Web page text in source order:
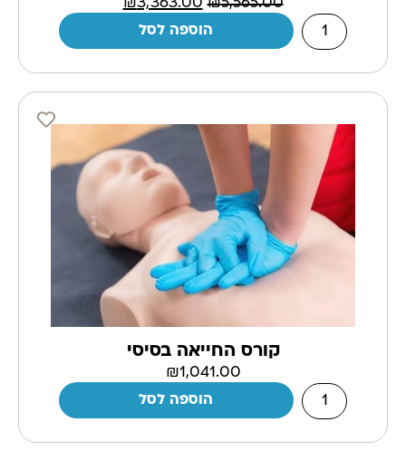
₪5,565.00
₪3,363.00
הוספה לסל
קורס החייאה בסיסי
₪1,041.00
הוספה לסל